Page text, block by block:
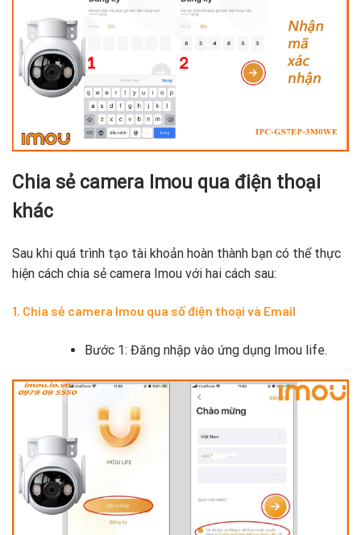
Chia sẻ camera Imou qua điện thoại
khác
Sau khi quá trình tạo tài khoản hoàn thành bạn có thể thực
hiện cách chia sẻ camera Imou với hai cách sau:
1. Chia sẻ camera Imou qua số điện thoại và Email
Bước 1: Đăng nhập vào ứng dụng Imou life.